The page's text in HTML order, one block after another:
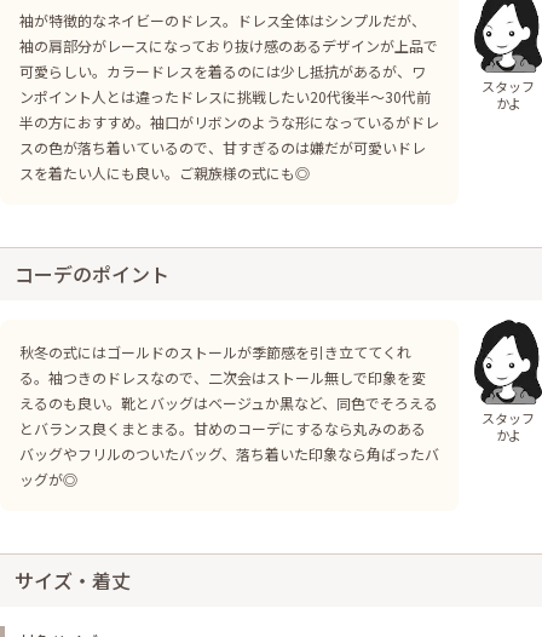
袖が特徴的なネイビーのドレス。ドレス全体はシンプルだが、
袖の肩部分がレースになっており抜け感のあるデザインが上品で
可愛らしい。カラードレスを着るのには少し抵抗があるが、ワ
ンポイント人とは違ったドレスに挑戦したい20代後半～30代前
半の方におすすめ。袖口がリボンのような形になっているがドレ
スの色が落ち着いているので、甘すぎるのは嫌だが可愛いドレ
スを着たい人にも良い。ご親族様の式にも◎
スタッフ
かよ
コーデのポイント
秋冬の式にはゴールドのストールが季節感を引き立ててくれ
る。袖つきのドレスなので、二次会はストール無しで印象を変
えるのも良い。靴とバッグはベージュか黒など、同色でそろえる
とバランス良くまとまる。甘めのコーデにするなら丸みのある
バッグやフリルのついたバッグ、落ち着いた印象なら角ばったバ
ッグが◎
スタッフ
かよ
サイズ・着丈